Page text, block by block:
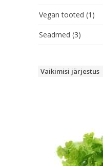
Vegan tooted (1)
Seadmed (3)